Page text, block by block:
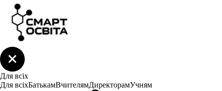
Для всіх
Для всіхБатькамВчителямДиректорамУчням